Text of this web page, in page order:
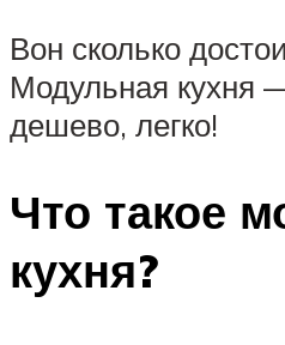
Вон сколько
Модульная кухня
дешево, легко!
Что такое
кухня?